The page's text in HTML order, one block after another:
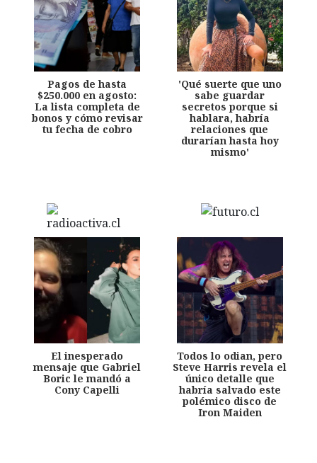
Pagos de hasta
$250.000 en agosto:
La lista completa de
bonos y cómo revisar
tu fecha de cobro
'Qué suerte que uno
sabe guardar
secretos porque si
hablara, habría
relaciones que
durarían hasta hoy
mismo'
El inesperado
mensaje que Gabriel
Boric le mandó a
Cony Capelli
Todos lo odian, pero
Steve Harris revela el
único detalle que
habría salvado este
polémico disco de
Iron Maiden